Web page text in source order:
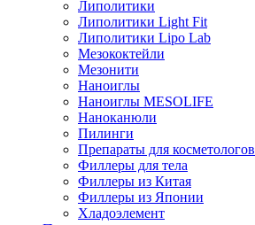
Липолитики
Липолитики Light Fit
Липолитики Lipo Lab
Мезококтейли
Мезонити
Наноиглы
Наноиглы MESOLIFE
Наноканюли
Пилинги
Препараты для косметологов
Филлеры для тела
Филлеры из Китая
Филлеры из Японии
Хладоэлемент